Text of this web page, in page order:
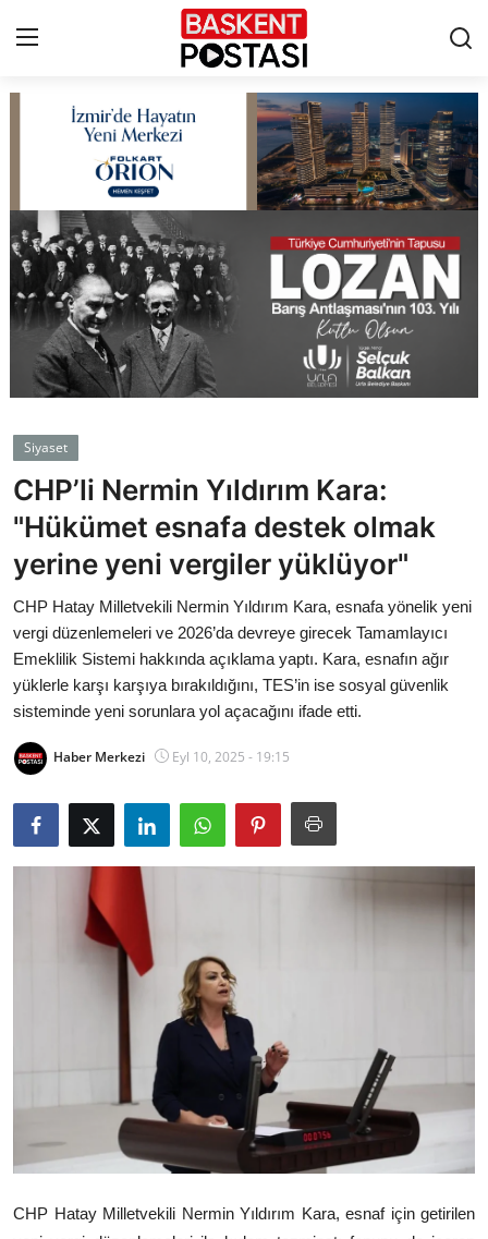
Çerez Politikası
Künye
Ankara
TBMM
Cumhurbaşkanlığı
Bakanlıklar
Siyasi Partiler
Mülki İdare
Toplum ve Yaşam
Kamu Kurumları ve Üst Kurullar
Resmi Reklamlar
Siyaset
CHP’li Nermin Yıldırım Kara:
"Hükümet esnafa destek olmak
yerine yeni vergiler yüklüyor"
CHP Hatay Milletvekili Nermin Yıldırım Kara, esnafa yönelik yeni
vergi düzenlemeleri ve 2026’da devreye girecek Tamamlayıcı
Emeklilik Sistemi hakkında açıklama yaptı. Kara, esnafın ağır
yüklerle karşı karşıya bırakıldığını, TES’in ise sosyal güvenlik
sisteminde yeni sorunlara yol açacağını ifade etti.
Haber Merkezi Eyl 10, 2025 - 19:15
CHP Hatay Milletvekili Nermin Yıldırım Kara, esnaf için getirilen